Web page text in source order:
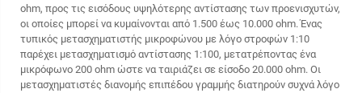
ohm, προς τις εισόδους υψηλότερης αντίστασης των προενισχυτών,
οι οποίες μπορεί να κυμαίνονται από 1.500 έως 10.000 ohm. Ένας
τυπικός μετασχηματιστής μικροφώνου με λόγο στροφών 1:10
παρέχει μετασχηματισμό αντίστασης 1:100, μετατρέποντας ένα
μικρόφωνο 200 ohm ώστε να ταιριάζει σε είσοδο 20.000 ohm. Οι
μετασχηματιστές διανομής επιπέδου γραμμής διατηρούν συχνά λόγο